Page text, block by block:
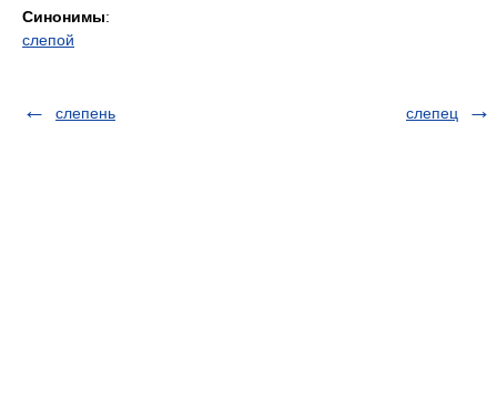
Синонимы:
слепой
слепень слепец